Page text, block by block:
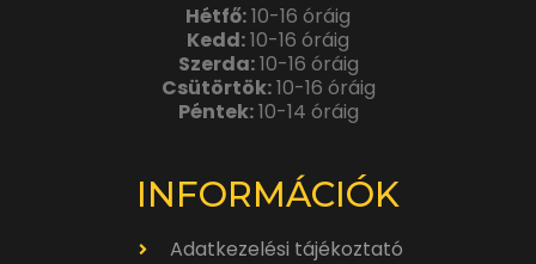
Hétfő:10-16 óráig
Kedd:10-16 óráig
Szerda:10-16 óráig
Csütörtök:10-16 óráig
Péntek:10-14 óráig
INFORMÁCIÓK
Adatkezelési tájékoztató